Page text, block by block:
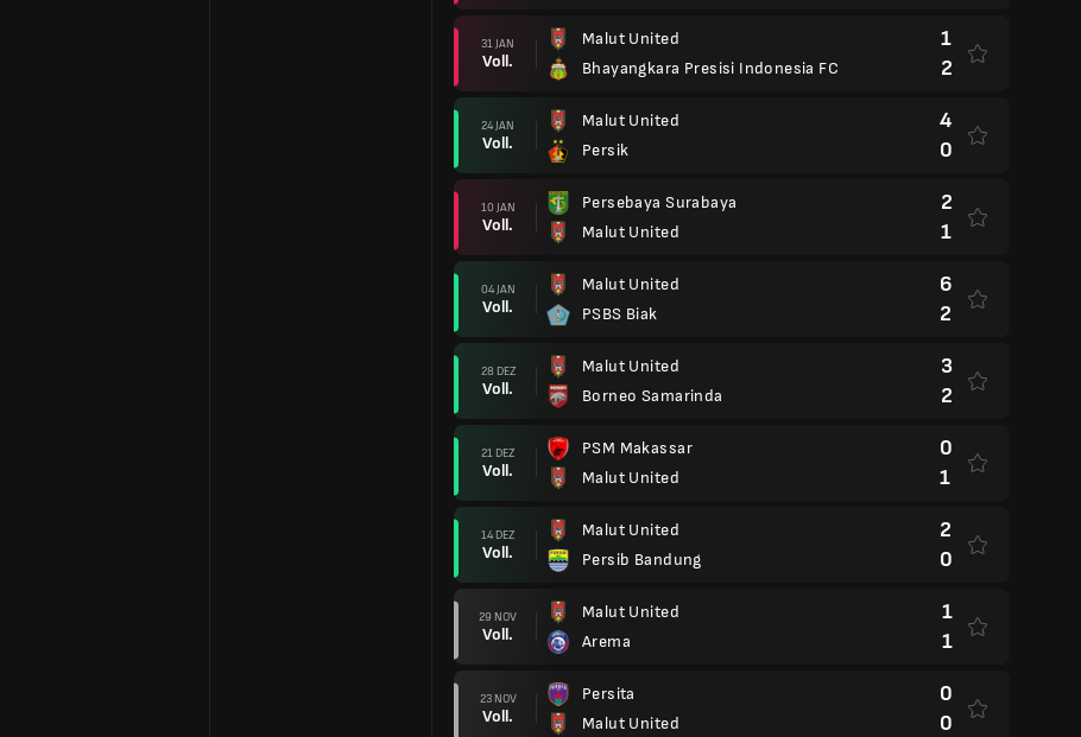
31 JAN
Voll.
Malut United
Bhayangkara Presisi Indonesia FC
1
2
24 JAN
Voll.
Malut United
Persik
4
0
10 JAN
Voll.
Persebaya Surabaya
Malut United
2
1
04 JAN
Voll.
Malut United
PSBS Biak
6
2
28 DEZ
Voll.
Malut United
Borneo Samarinda
3
2
21 DEZ
Voll.
PSM Makassar
Malut United
0
1
14 DEZ
Voll.
Malut United
Persib Bandung
2
0
29 NOV
Voll.
Malut United
Arema
1
1
23 NOV
Voll.
Persita
Malut United
0
0